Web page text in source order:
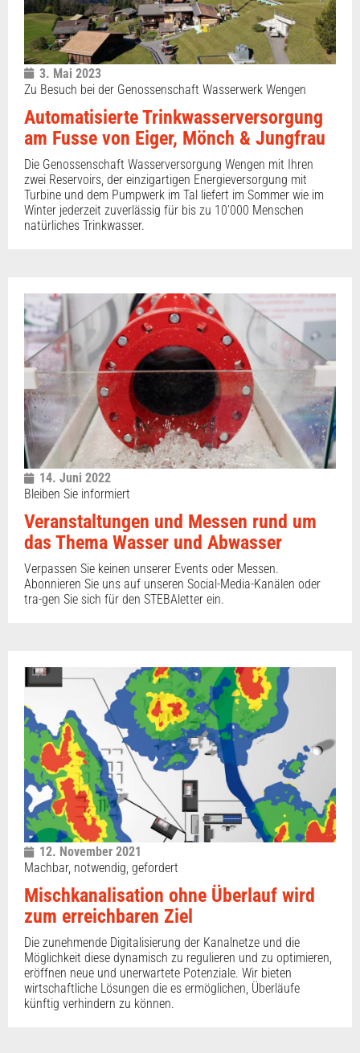
3. Mai 2023
Zu Besuch bei der Genossenschaft Wasserwerk Wengen
Automatisierte Trinkwasserversorgung
am Fusse von Eiger, Mönch & Jungfrau
Die Genossenschaft Wasserversorgung Wengen mit Ihren
zwei Reservoirs, der einzigartigen Energieversorgung mit
Turbine und dem Pumpwerk im Tal liefert im Sommer wie im
Winter jederzeit zuverlässig für bis zu 10’000 Menschen
natürliches Trinkwasser.
14. Juni 2022
Bleiben Sie informiert
Veranstaltungen und Messen rund um
das Thema Wasser und Abwasser
Verpassen Sie keinen unserer Events oder Messen.
Abonnieren Sie uns auf unseren Social-Media-Kanälen oder
tra-gen Sie sich für den STEBAletter ein.
12. November 2021
Machbar, notwendig, gefordert
Mischkanalisation ohne Überlauf wird
zum erreichbaren Ziel
Die zunehmende Digitalisierung der Kanalnetze und die
Möglichkeit diese dynamisch zu regulieren und zu optimieren,
eröffnen neue und unerwartete Potenziale. Wir bieten
wirtschaftliche Lösungen die es ermöglichen, Überläufe
künftig verhindern zu können.